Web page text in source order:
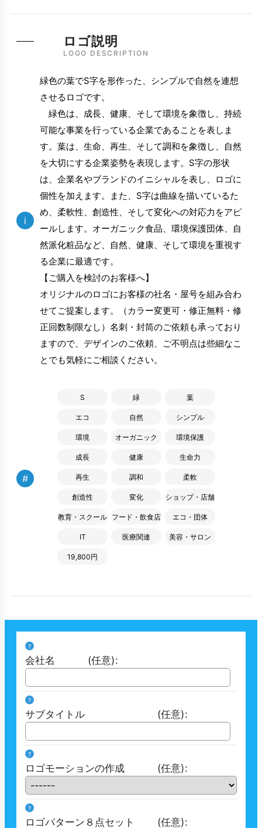
LOGO DESCRIPTION
ロゴ説明
i
緑色の葉でS字を形作った、シンプルで自然を連想
させるロゴです。
緑色は、成長、健康、そして環境を象徴し、持続
可能な事業を行っている企業であることを表しま
す。葉は、生命、再生、そして調和を象徴し、自然
を大切にする企業姿勢を表現します。S字の形状
は、企業名やブランドのイニシャルを表し、ロゴに
個性を加えます。また、S字は曲線を描いているた
め、柔軟性、創造性、そして変化への対応力をアピ
ールします。オーガニック食品、環境保護団体、自
然派化粧品など、自然、健康、そして環境を重視す
る企業に最適です。
【ご購入を検討のお客様へ】
オリジナルのロゴにお客様の社名・屋号を組み合わ
せてご提案します。（カラー変更可・修正無料・修
正回数制限なし）名刺・封筒のご依頼も承っており
ますので、デザインのご依頼、ご不明点は些細なこ
とでも気軽にご相談ください。
#
S 緑 葉
エコ 自然 シンプル
環境 オーガニック 環境保護
成長 健康 生命力
再生 調和 柔軟
創造性 変化 ショップ・店舗
教育・スクール フード・飲食店 エコ・団体
IT 医療関連 美容・サロン
19,800円
?
会社名 (任意):
?
サブタイトル (任意):
?
ロゴモーションの作成 (任意):
?
ロゴパターン８点セット (任意):